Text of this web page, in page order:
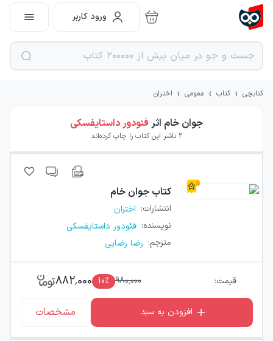
ورود کاربر
کتابچی › کتاب › عمومی › اختران
جوان خام اثر فئودور داستایفسکی
2 ناشر این کتاب را چاپ کرده‌اند
کتاب جوان خام
انتشارات: اختران
نویسنده: فئودور داستایفسکی
مترجم: رضا رضایی
قیمت: 980,000
10٪ 882,000
افزودن به سبد مشخصات